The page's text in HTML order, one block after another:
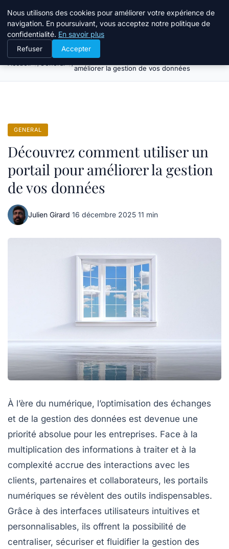
Atelier Designers
Découvrez comment utiliser un portail pour
améliorer la gestion de vos données
GENERAL
Découvrez comment utiliser un
portail pour améliorer la gestion
de vos données
Julien Girard·16 décembre 2025·11 min
À l’ère du numérique, l’optimisation des échanges
et de la gestion des données est devenue une
priorité absolue pour les entreprises. Face à la
multiplication des informations à traiter et à la
complexité accrue des interactions avec les
clients, partenaires et collaborateurs, les portails
numériques se révèlent des outils indispensables.
Grâce à des interfaces utilisateurs intuitives et
personnalisables, ils offrent la possibilité de
centraliser, sécuriser et fluidifier la gestion des
Nous utilisons des cookies pour améliorer votre expérience de
navigation. En poursuivant, vous acceptez notre politique de
confidentialité. En savoir plus
Refuser Accepter